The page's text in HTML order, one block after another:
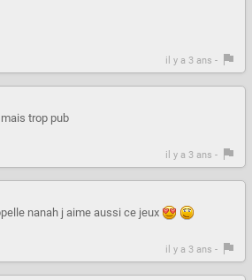
il y a 3 ans -
trop pub
il y a 3 ans -
nanah j aime aussi ce jeux
il y a 3 ans -